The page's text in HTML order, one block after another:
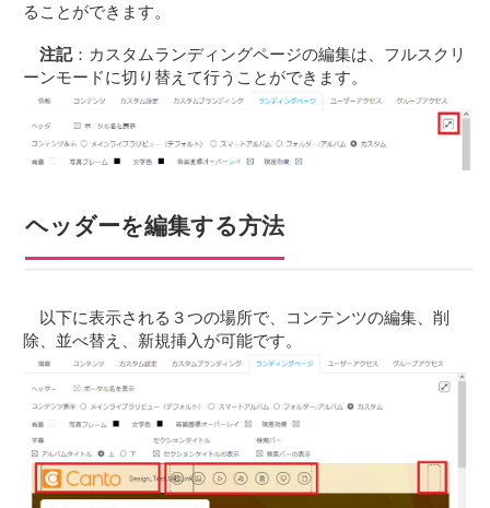
ることができます。
注記：カスタムランディングページの編集は、フルスクリ
ーンモードに切り替えて行うことができます。
ヘッダーを編集する方法
以下に表示される３つの場所で、コンテンツの編集、削
除、並べ替え、新規挿入が可能です。